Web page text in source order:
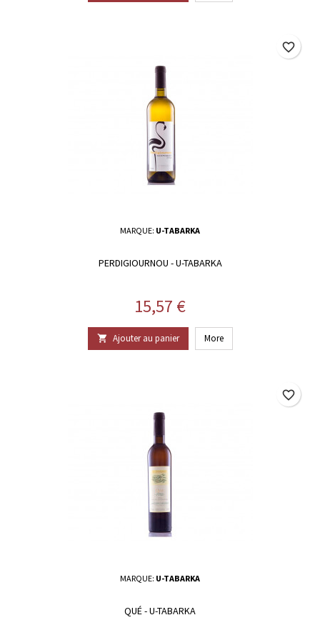
MARQUE: U-TABARKA
PERDIGIOURNOU - U-TABARKA
Prix
15,57 €
 Ajouter au panier More
favorite_border
MARQUE: U-TABARKA
QUÉ - U-TABARKA
favorite_border